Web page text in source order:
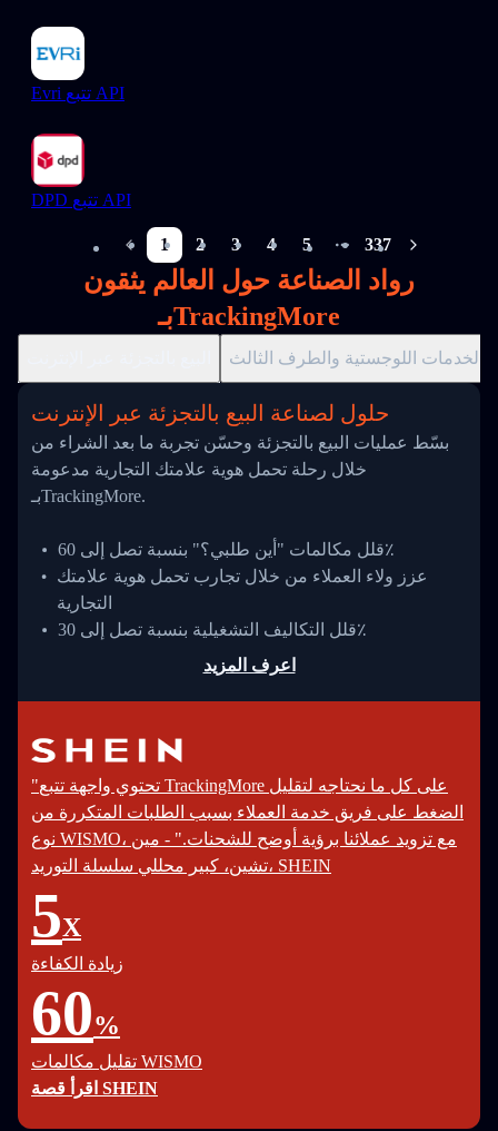
Evri تتبع API
DPD تتبع API
1 2 3 4 5
More pages
337
رواد الصناعة حول العالم يثقون
بـTrackingMore
الخدمات اللوجستية والطرف الثالث
حلول لصناعة البيع بالتجزئة عبر الإنترنت
بسّط عمليات البيع بالتجزئة وحسّن تجربة ما بعد الشراء من
خلال رحلة تحمل هوية علامتك التجارية مدعومة
بـTrackingMore.
قلل مكالمات "أين طلبي؟" بنسبة تصل إلى 60٪
عزز ولاء العملاء من خلال تجارب تحمل هوية علامتك
التجارية
قلل التكاليف التشغيلية بنسبة تصل إلى 30٪
اعرف المزيد
"تحتوي واجهة تتبع TrackingMore على كل ما نحتاجه لتقليل
الضغط على فريق خدمة العملاء بسبب الطلبات المتكررة من
نوع WISMO، مع تزويد عملائنا برؤية أوضح للشحنات." - مين
تشين، كبير محللي سلسلة التوريد، SHEIN
5X
زيادة الكفاءة
60%
تقليل مكالمات WISMO
اقرأ قصة SHEIN